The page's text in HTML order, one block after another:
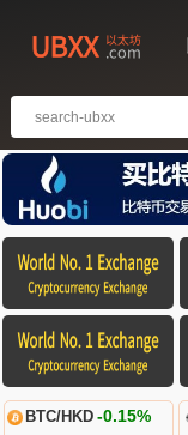
BTC/HKD -0.15%